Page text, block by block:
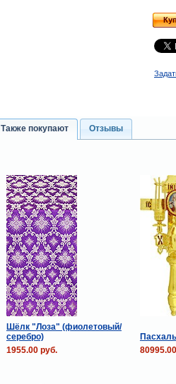
Также покупают Отзывы
Шёлк "Лоза" (фиолетовый/
серебро)
1955.00 руб.